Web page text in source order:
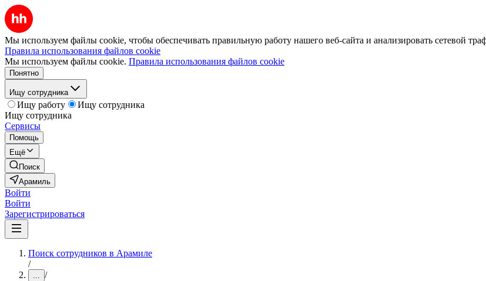
Мы используем файлы cookie, чтобы обеспечивать правильную работу нашего веб-сайта и анализировать сетевой
Правила использования файлов cookie
Мы используем файлы cookie. Правила использования файлов cookie
Понятно
Ищу сотрудника
Ищу работу
Ищу сотрудника
Ищу сотрудника
Сервисы
Помощь
Ещё
Поиск
Арамиль
Войти
Войти
Зарегистрироваться
Поиск сотрудников в Арамиле
/
... /